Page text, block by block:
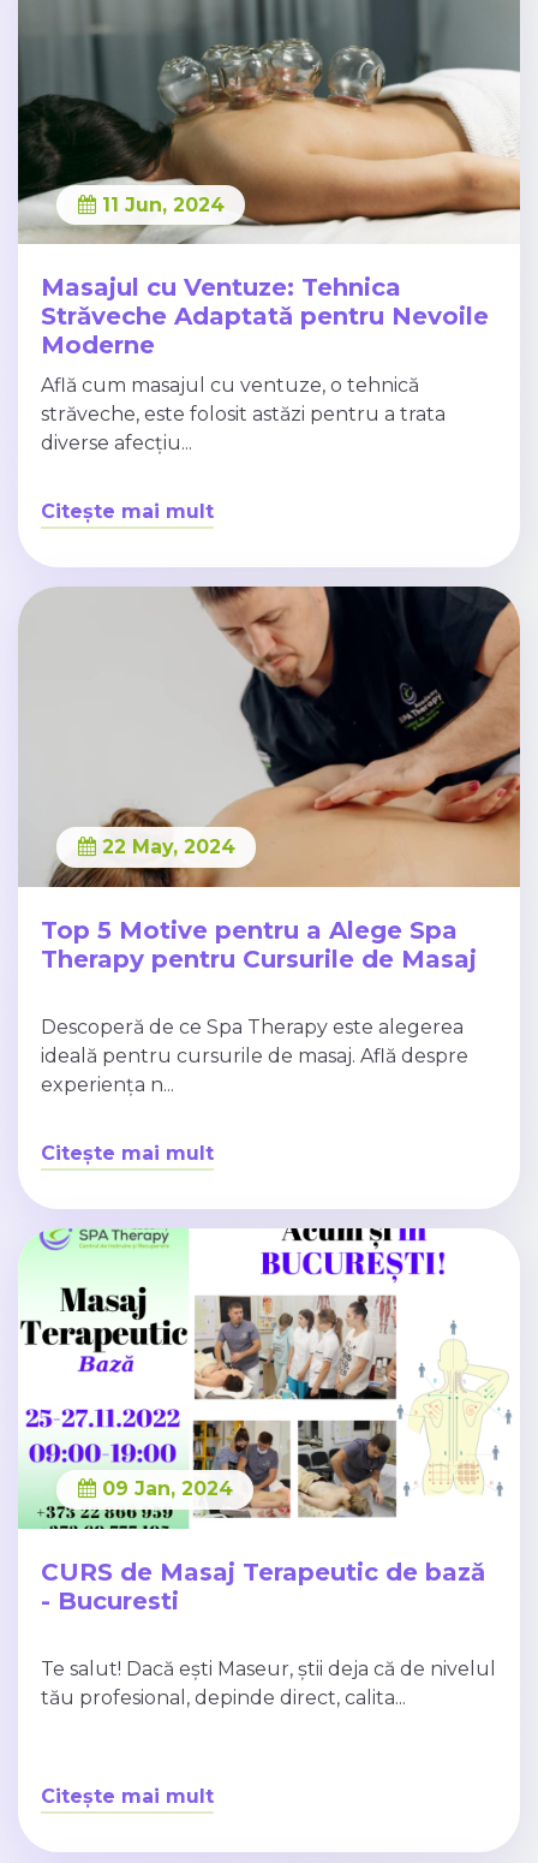
11 Jun, 2024
Masajul cu Ventuze: Tehnica
Străveche Adaptată pentru Nevoile
Moderne
Află cum masajul cu ventuze, o tehnică
străveche, este folosit astăzi pentru a trata
diverse afecțiu...
Citește mai mult
22 May, 2024
Top 5 Motive pentru a Alege Spa
Therapy pentru Cursurile de Masaj
Descoperă de ce Spa Therapy este alegerea
ideală pentru cursurile de masaj. Află despre
experiența n...
Citește mai mult
09 Jan, 2024
CURS de Masaj Terapeutic de bază
- Bucuresti
Te salut! Dacă ești Maseur, știi deja că de nivelul
tău profesional, depinde direct, calita...
Citește mai mult